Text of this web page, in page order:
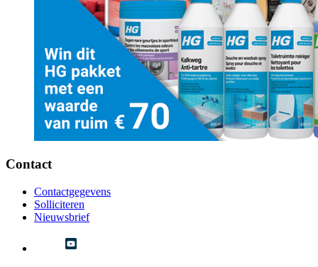
Contact
Contactgegevens
Solliciteren
Nieuwsbrief